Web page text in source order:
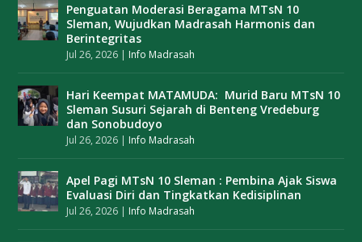
Penguatan Moderasi Beragama MTsN 10
Sleman, Wujudkan Madrasah Harmonis dan
Berintegritas
Jul 26, 2026 | Info Madrasah
Hari Keempat MATAMUDA: Murid Baru MTsN 10
Sleman Susuri Sejarah di Benteng Vredeburg
dan Sonobudoyo
Jul 26, 2026 | Info Madrasah
Apel Pagi MTsN 10 Sleman : Pembina Ajak Siswa
Evaluasi Diri dan Tingkatkan Kedisiplinan
Jul 26, 2026 | Info Madrasah